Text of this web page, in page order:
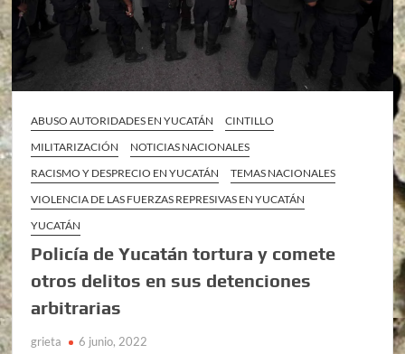
ABUSO AUTORIDADES EN YUCATÁN
CINTILLO
MILITARIZACIÓN
NOTICIAS NACIONALES
RACISMO Y DESPRECIO EN YUCATÁN
TEMAS NACIONALES
VIOLENCIA DE LAS FUERZAS REPRESIVAS EN YUCATÁN
YUCATÁN
Policía de Yucatán tortura y comete
otros delitos en sus detenciones
arbitrarias
grieta 6 junio, 2022